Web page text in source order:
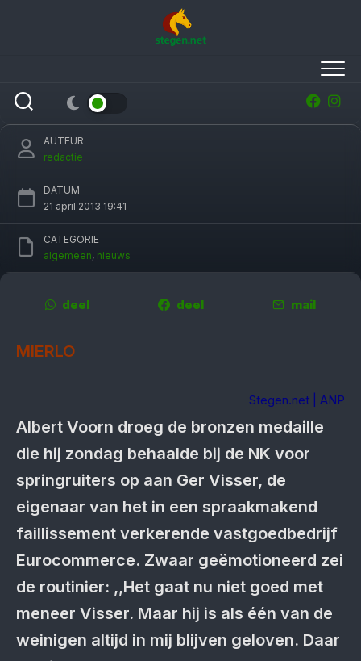
Eurocommerce hart onder de riem
AUTEUR
redactie
DATUM
21 april 2013 19:41
CATEGORIE
algemeen, nieuws
deel deel mail
MIERLO
Stegen.net | ANP
Albert Voorn droeg de bronzen medaille
die hij zondag behaalde bij de NK voor
springruiters op aan Ger Visser, de
eigenaar van het in een spraakmakend
faillissement verkerende vastgoedbedrijf
Eurocommerce. Zwaar geëmotioneerd zei
de routinier: ,,Het gaat nu niet goed met
meneer Visser. Maar hij is als één van de
weinigen altijd in mij blijven geloven. Daar